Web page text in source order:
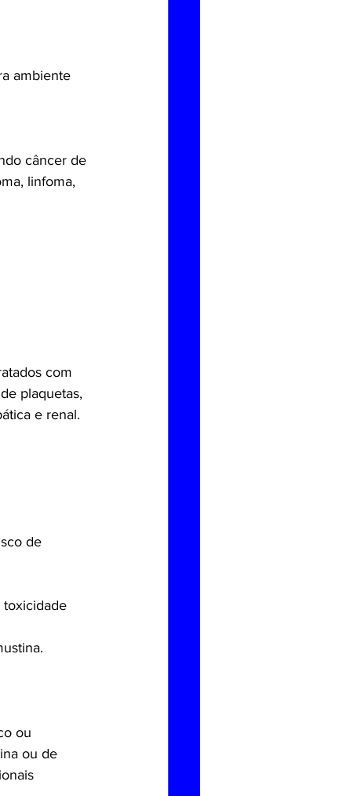
ambiente
câncer de
linfoma,
com
plaquetas,
e renal.
de
toxicidade
ou
ou de